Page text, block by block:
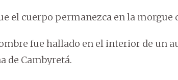
el cuerpo permanezca en la morgue
fue hallado en el interior de un
de Cambyretá.